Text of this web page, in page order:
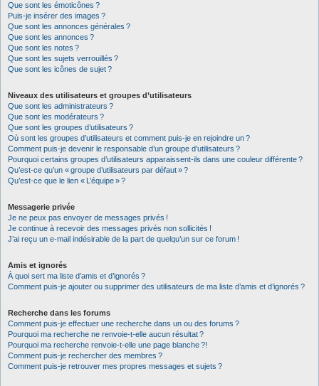
Que sont les émoticônes ?
Puis-je insérer des images ?
Que sont les annonces générales ?
Que sont les annonces ?
Que sont les notes ?
Que sont les sujets verrouillés ?
Que sont les icônes de sujet ?
Niveaux des utilisateurs et groupes d’utilisateurs
Que sont les administrateurs ?
Que sont les modérateurs ?
Que sont les groupes d’utilisateurs ?
Où sont les groupes d’utilisateurs et comment puis-je en rejoindre un ?
Comment puis-je devenir le responsable d’un groupe d’utilisateurs ?
Pourquoi certains groupes d’utilisateurs apparaissent-ils dans une couleur différente ?
Qu’est-ce qu’un « groupe d’utilisateurs par défaut » ?
Qu’est-ce que le lien « L’équipe » ?
Messagerie privée
Je ne peux pas envoyer de messages privés !
Je continue à recevoir des messages privés non sollicités !
J’ai reçu un e-mail indésirable de la part de quelqu’un sur ce forum !
Amis et ignorés
À quoi sert ma liste d’amis et d’ignorés ?
Comment puis-je ajouter ou supprimer des utilisateurs de ma liste d’amis et d’ignorés ?
Recherche dans les forums
Comment puis-je effectuer une recherche dans un ou des forums ?
Pourquoi ma recherche ne renvoie-t-elle aucun résultat ?
Pourquoi ma recherche renvoie-t-elle une page blanche ?!
Comment puis-je rechercher des membres ?
Comment puis-je retrouver mes propres messages et sujets ?